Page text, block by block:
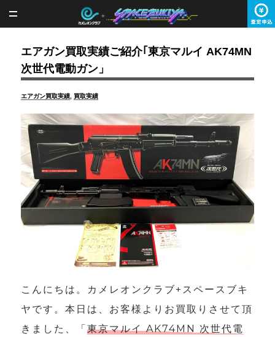
エアガン買取実績ご紹介｢東京マルイ AK74MN
次世代電動ガン」
カ
ゴ
エアガン買取実績 買取実績
こんにちは。カメレオンクラブ+スペースブキ
ヤです。本日は、お客様よりお買取りさせて頂
きました、「 東京マルイ AK74MN 次世代電